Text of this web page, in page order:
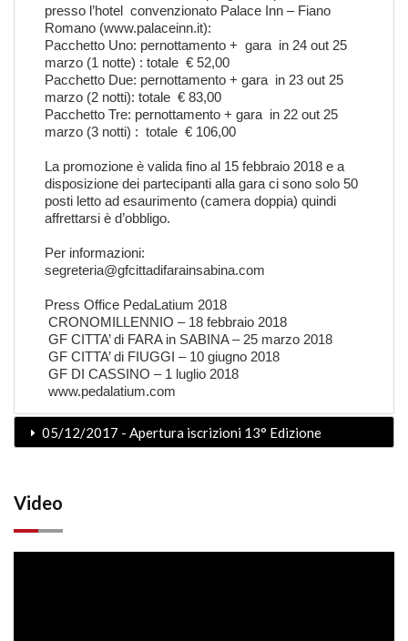
presso l’hotel convenzionato Palace Inn – Fiano
Romano (www.palaceinn.it):
Pacchetto Uno: pernottamento + gara in 24 out 25
marzo (1 notte) : totale € 52,00
Pacchetto Due: pernottamento + gara in 23 out 25
marzo (2 notti): totale € 83,00
Pacchetto Tre: pernottamento + gara in 22 out 25
marzo (3 notti) : totale € 106,00
La promozione è valida fino al 15 febbraio 2018 e a
disposizione dei partecipanti alla gara ci sono solo 50
posti letto ad esaurimento (camera doppia) quindi
affrettarsi è d’obbligo.
Per informazioni:
segreteria@gfcittadifarainsabina.com
Press Office PedaLatium 2018
CRONOMILLENNIO – 18 febbraio 2018
GF CITTA’ di FARA in SABINA – 25 marzo 2018
GF CITTA’ di FIUGGI – 10 giugno 2018
GF DI CASSINO – 1 luglio 2018
www.pedalatium.com
05/12/2017 - Apertura iscrizioni 13° Edizione
Video